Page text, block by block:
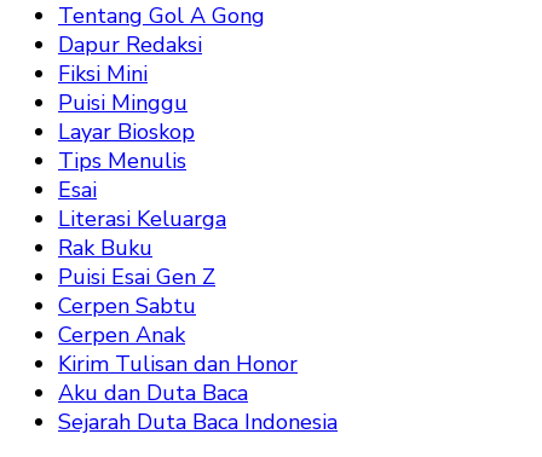
Tentang Gol A Gong
Dapur Redaksi
Fiksi Mini
Puisi Minggu
Layar Bioskop
Tips Menulis
Esai
Literasi Keluarga
Rak Buku
Puisi Esai Gen Z
Cerpen Sabtu
Cerpen Anak
Kirim Tulisan dan Honor
Aku dan Duta Baca
Sejarah Duta Baca Indonesia